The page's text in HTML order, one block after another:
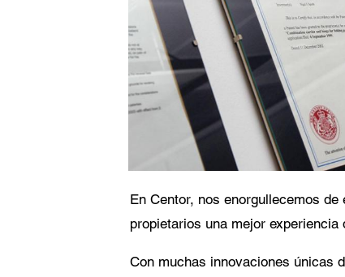
En Centor, nos enorgullecemos
propietarios una mejor experiencia
Con muchas innovaciones únicas